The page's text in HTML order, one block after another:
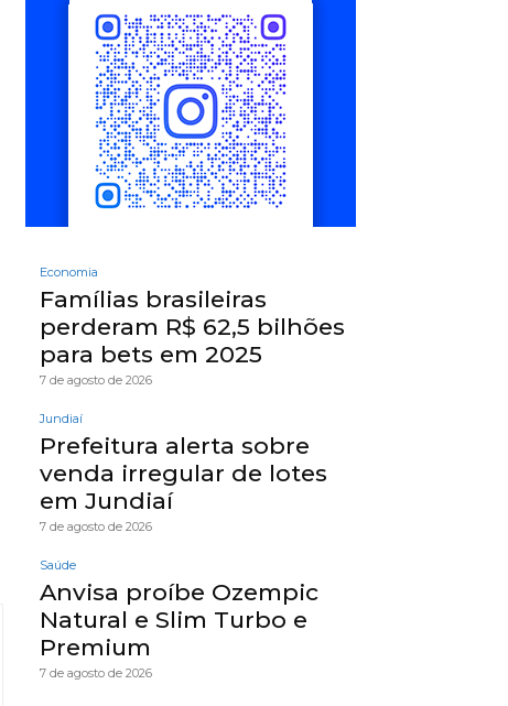
Economia
Famílias brasileiras
perderam R$ 62,5 bilhões
para bets em 2025
7 de agosto de 2026
Jundiaí
Prefeitura alerta sobre
venda irregular de lotes
em Jundiaí
7 de agosto de 2026
Saúde
Anvisa proíbe Ozempic
Natural e Slim Turbo e
Premium
7 de agosto de 2026